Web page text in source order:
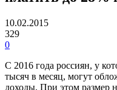
10.02.2015
329
0
С 2016 года россиян, у
тысяч в месяц, могут
доходы. При этом размер